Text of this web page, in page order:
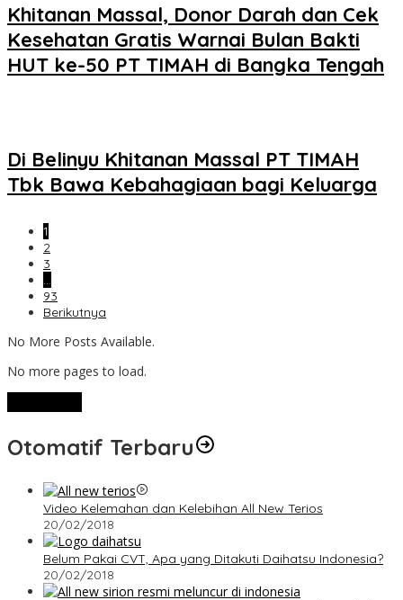
Khitanan Massal, Donor Darah dan Cek
Kesehatan Gratis Warnai Bulan Bakti
HUT ke-50 PT TIMAH di Bangka Tengah
Di Belinyu Khitanan Massal PT TIMAH
Tbk Bawa Kebahagiaan bagi Keluarga
1
2
3
…
93
Berikutnya
No More Posts Available.
No more pages to load.
Otomatif Terbaru
Video Kelemahan dan Kelebihan All New Terios
20/02/2018
Belum Pakai CVT, Apa yang Ditakuti Daihatsu Indonesia?
20/02/2018